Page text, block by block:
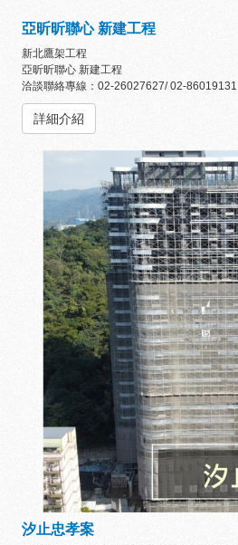
亞昕昕聯心 新建工程
新北鷹架工程
亞昕昕聯心 新建工程
洽談聯絡專線：02-26027627/ 02-86019131
詳細介紹
汐止忠孝案